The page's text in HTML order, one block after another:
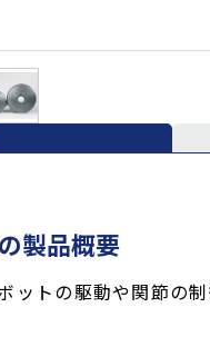
製品概要
ットの駆動や関節の